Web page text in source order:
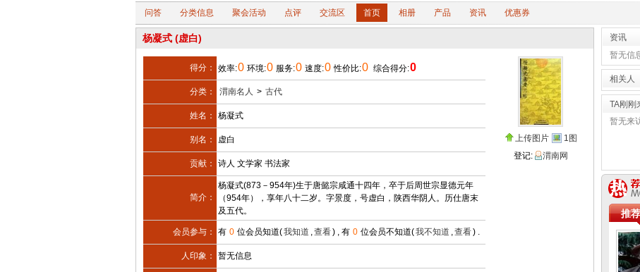
问答
分类信息 聚会活动 点评 交流区 首页 相册 产品 资讯 优惠券
杨凝式 (虚白)
得分： 效率:0 环境:0 服务:0 速度:0 性价比:0 综合得分:0
分类： 渭南名人 > 古代
姓名： 杨凝式
别名： 虚白
贡献： 诗人 文学家 书法家
简介：
杨凝式(873－954年)生于唐懿宗咸通十四年，卒于后周世宗显德元年
（954年），享年八十二岁。字景度，号虚白，陕西华阴人。历仕唐末
及五代。
会员参与： 有 0 位会员知道(我知道 ,查看) , 有 0 位会员不知道(我不知道 ,查看) .
人印象： 暂无信息
上传图片
1图
登记:
渭南网
资讯
暂无信
相关人
TA刚刚
暂无来
推